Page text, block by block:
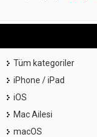
Tüm kategoriler
iPhone / iPad
iOS
Mac Ailesi
macOS